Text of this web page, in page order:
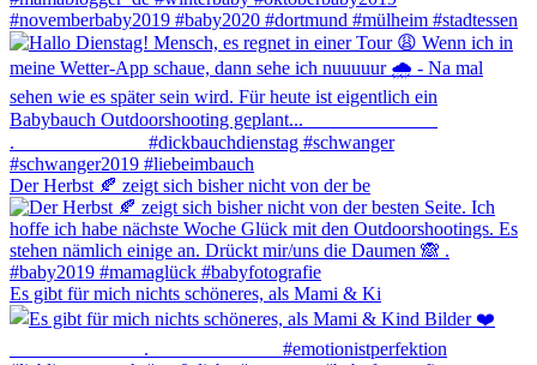
Der Herbst 🍂 zeigt sich bisher nicht von der be
Es gibt für mich nichts schöneres, als Mami & Ki